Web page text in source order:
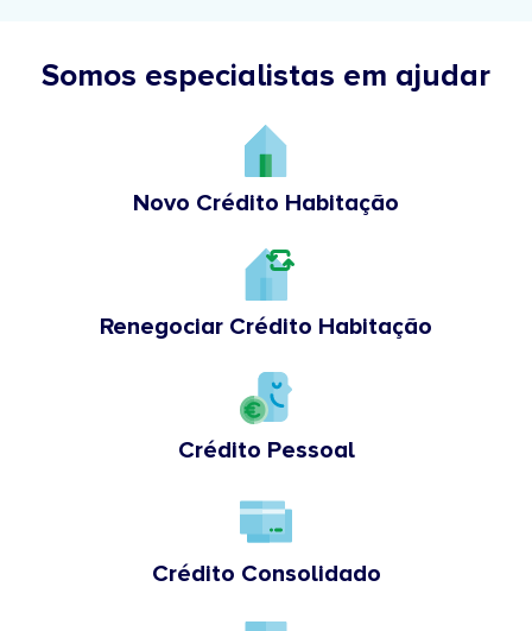
Somos especialistas em ajudar
Novo Crédito Habitação
Renegociar Crédito Habitação
Crédito Pessoal
Crédito Consolidado